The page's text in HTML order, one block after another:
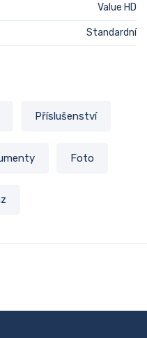
Value HD
Standardní
Příslušenství
Foto